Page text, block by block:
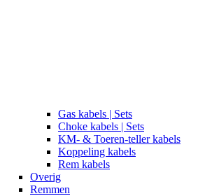
Gas kabels | Sets
Choke kabels | Sets
KM- & Toeren-teller kabels
Koppeling kabels
Rem kabels
Overig
Remmen